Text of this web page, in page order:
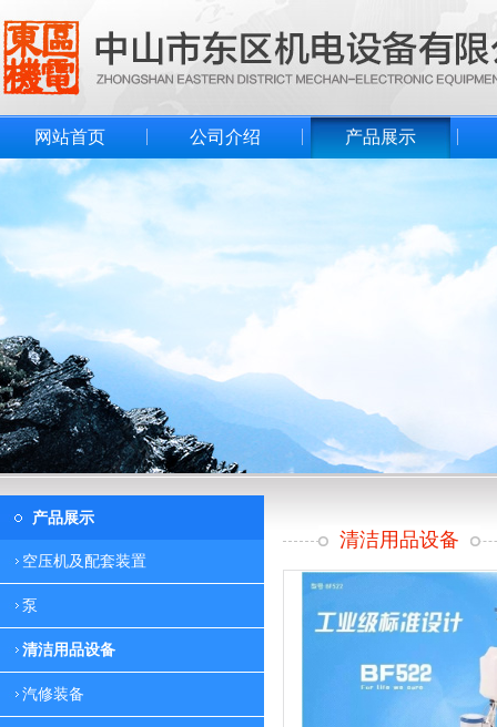
网站首页 公司介绍 产品展示
产品展示
空压机及配套装置
泵
清洁用品设备
汽修装备
清洁用品设备